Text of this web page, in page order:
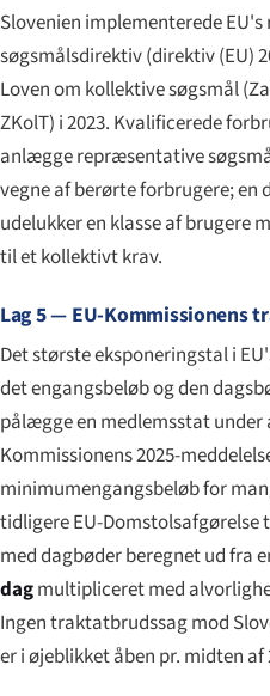
Slovenien implementerede
søgsmålsdirektiv (direktiv (EU)
Loven om kollektive søgsmål (
ZKolT) i 2023. Kvalificerede
anlægge repræsentative
vegne af berørte forbrugere;
udelukker en klasse af brugere
til et kollektivt krav.
Lag 5 — EU-Kommissionens
Det største eksponeringstal i
det engangsbeløb og den
pålægge en medlemsstat under
Kommissionens 2025-
minimumengangsbeløb for
tidligere EU-Domstolsafgørelse
med dagbøder beregnet ud fra
dagmultipliceret med
Ingen traktatbrudssag mod
er i øjeblikket åben pr. midten af